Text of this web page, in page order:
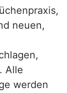
neuen,
Alle
werden